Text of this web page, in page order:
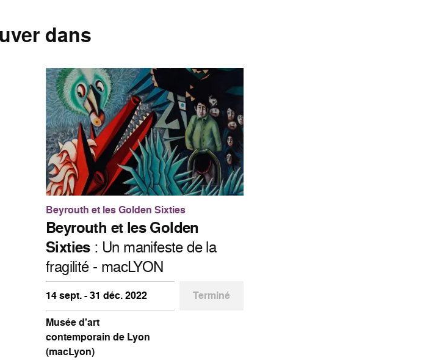
dans
Beyrouth et les Golden Sixties
Beyrouth et les Golden
Sixties: Un manifeste de la
fragilité - macLYON
14 sept. - 31 déc. 2022
Terminé
Musée d'art
contemporain de Lyon
(macLyon)